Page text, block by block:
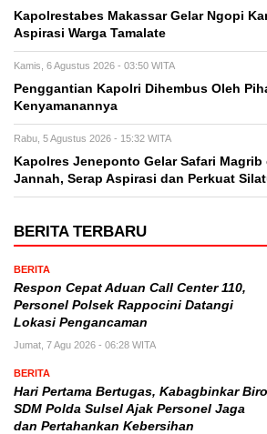
Kapolrestabes Makassar Gelar Ngopi
Aspirasi Warga Tamalate
Kamis, 6 Agustus 2026 - 03:50 WITA
Penggantian Kapolri Dihembus Oleh
Kenyamanannya
Rabu, 5 Agustus 2026 - 15:32 WITA
Kapolres Jeneponto Gelar Safari
Jannah, Serap Aspirasi dan Perkuat
BERITA TERBARU
BERITA
Respon Cepat Aduan Call Center 110,
Personel Polsek Rappocini Datangi
Lokasi Pengancaman
Jumat, 7 Agu 2026 - 06:28 WITA
BERITA
Hari Pertama Bertugas, Kabagbinkar Biro
SDM Polda Sulsel Ajak Personel Jaga
dan Pertahankan Kebersihan